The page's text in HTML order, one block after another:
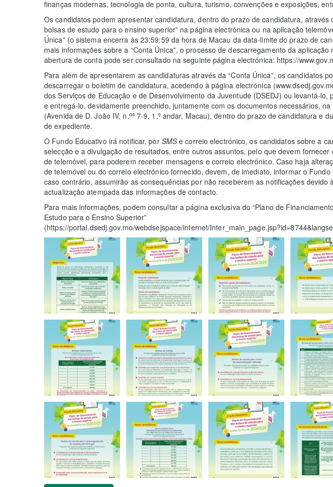
finanças modernas, tecnologia de ponta, cultura, turismo, convenções e exposições,
Os candidatos podem apresentar candidatura, dentro do prazo de candidatura, através
bolsas de estudo para o ensino superior” na página electrónica ou na aplicação
Única” (o sistema encerra às 23:59:59 da hora de Macau da data-limite do prazo de
mais informações sobre a “Conta Única”, o processo de descarregamento da aplicação
abertura de conta pode ser consultado na seguinte página electrónica: https://
Para além de apresentarem as candidaturas através da “Conta Única”, os candidatos
descarregar o boletim de candidatura, acedendo à página electrónica
dos Serviços de Educação e de Desenvolvimento da Juventude (DSEDJ) ou levantá-lo,
e entregá-lo, devidamente preenchido, juntamente com os documentos necessários, na
(Avenida de D. João IV, n.os7-9, 1.º andar, Macau), dentro do prazo de candidatura e
de expediente.
O Fundo Educativo irá notificar, por SMSe correio electrónico, os candidatos sobre a
selecção e a divulgação de resultados, entre outros assuntos, pelo que devem fornecer
de telemóvel, para poderem receber mensagens e correio electrónico. Caso haja
de telemóvel ou do correio electrónico fornecido, devem, de imediato, informar o Fundo
caso contrário, assumirão as consequências por não receberem as notificações devido
actualização atempada das informações de contacto.
Para mais informações, podem consultar a página exclusiva do “Plano de
Estudo para o Ensino Superior”
(https://portal.dsedj.gov.mo/webdsejspace/internet/